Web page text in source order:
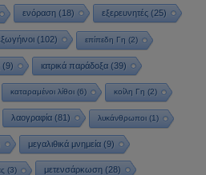
ενόραση(18) εξερευνητές(25)
(102) επίπεδη Γη (2)
(9) ιατρικά παράδοξα(39)
καταραμένοι λίθοι (6) κοίλη Γη (2)
λαογραφία(81) λυκάνθρωποι(1)
μεγαλιθικά μνημεία(9)
(3) μετενσάρκωση (28)